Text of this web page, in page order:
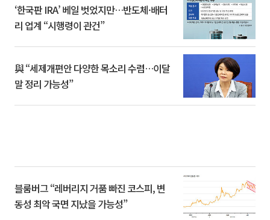
‘한국판 IRA’ 베일 벗었지만…반도체·배터
리 업계 “시행령이 관건”
與 “세제개편안 다양한 목소리 수렴…이달
말 정리 가능성”
블룸버그 “레버리지 거품 빠진 코스피, 변
동성 최악 국면 지났을 가능성”